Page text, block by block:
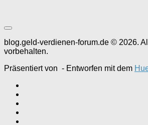
blog.geld-verdienen-forum.de © 2026.
vorbehalten.
Präsentiert von - Entworfen mit dem